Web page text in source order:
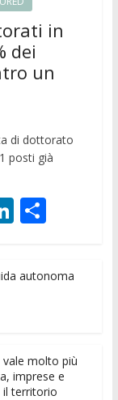
in
dei
un
di dottorato
posti già
Li
e
C
di
autonoma
vale molto più
imprese e
il territorio